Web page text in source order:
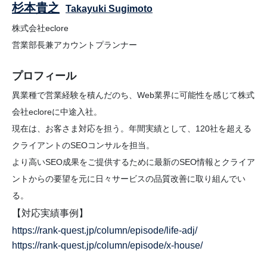
杉本貴之 Takayuki Sugimoto
株式会社eclore
営業部長兼アカウントプランナー
プロフィール
異業種で営業経験を積んだのち、Web業界に可能性を感じて株式
会社ecloreに中途入社。
現在は、お客さま対応を担う。年間実績として、120社を超える
クライアントのSEOコンサルを担当。
より高いSEO成果をご提供するために最新のSEO情報とクライア
ントからの要望を元に日々サービスの品質改善に取り組んでい
る。
【対応実績事例】
https://rank-quest.jp/column/episode/life-adj/
https://rank-quest.jp/column/episode/x-house/